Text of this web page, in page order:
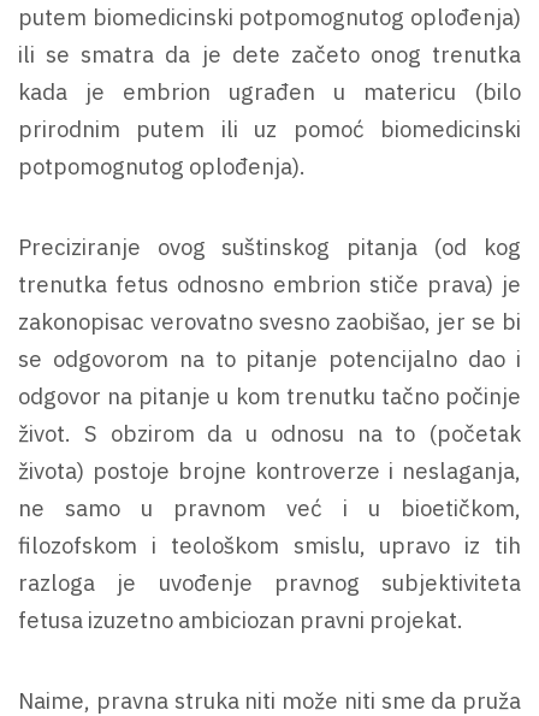
putem biomedicinski potpomognutog oplođenja)
ili se smatra da je dete začeto onog trenutka
kada je embrion ugrađen u matericu (bilo
prirodnim putem ili uz pomoć biomedicinski
potpomognutog oplođenja).
Preciziranje ovog suštinskog pitanja (od kog
trenutka fetus odnosno embrion stiče prava) je
zakonopisac verovatno svesno zaobišao, jer se bi
se odgovorom na to pitanje potencijalno dao i
odgovor na pitanje u kom trenutku tačno počinje
život. S obzirom da u odnosu na to (početak
života) postoje brojne kontroverze i neslaganja,
ne samo u pravnom već i u bioetičkom,
filozofskom i teološkom smislu, upravo iz tih
razloga je uvođenje pravnog subjektiviteta
fetusa izuzetno ambiciozan pravni projekat.
Naime, pravna struka niti može niti sme da pruža